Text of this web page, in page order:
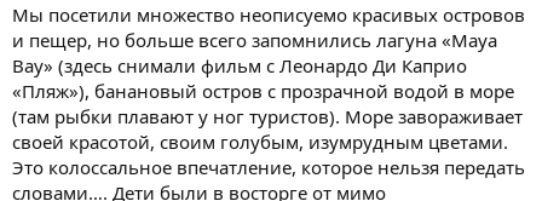
Мы посетили множество неописуемо красивых островов
и пещер, но больше всего запомнились лагуна «Maya
Bay» (здесь снимали фильм с Леонардо Ди Каприо
«Пляж»), банановый остров с прозрачной водой в море
(там рыбки плавают у ног туристов). Море завораживает
своей красотой, своим голубым, изумрудным цветами.
Это колоссальное впечатление, которое нельзя передать
словами…. Дети были в восторге от мимо